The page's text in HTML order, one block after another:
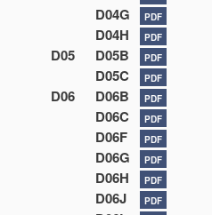
D04G PDF
D04H PDF
D05 D05B PDF
D05C PDF
D06 D06B PDF
D06C PDF
D06F PDF
D06G PDF
D06H PDF
D06J PDF